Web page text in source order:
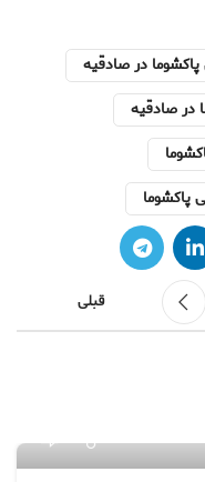
در صادقیه
در صادقیه
پاکشوما
قبلی